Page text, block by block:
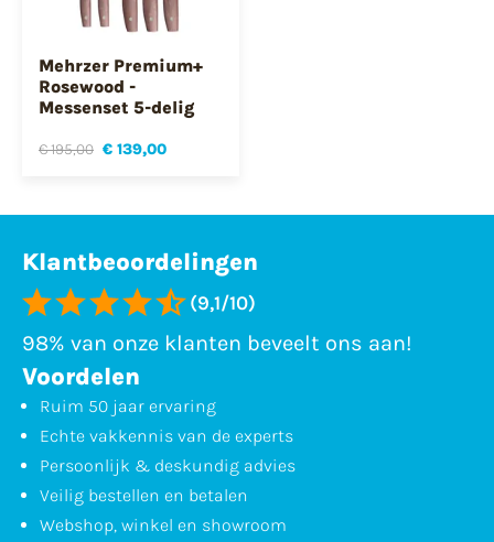
Mehrzer Premium+
Rosewood -
Messenset 5-delig
€ 195,00 € 139,00
Klantbeoordelingen
(9,1/10)
98% van onze klanten beveelt ons aan!
Voordelen
Ruim 50 jaar ervaring
Echte vakkennis van de experts
Persoonlijk & deskundig advies
Veilig bestellen en betalen
Webshop, winkel en showroom